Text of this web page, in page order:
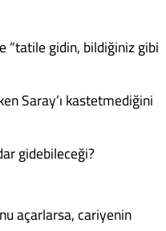
“tatile gidin, bildiğiniz gibi
Saray’ı kastetmediğini
gidebileceği?
açarlarsa, cariyenin